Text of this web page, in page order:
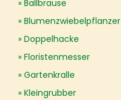
Ballbrause
Blumenzwiebelpflanzer
Doppelhacke
Floristenmesser
Gartenkralle
Kleingrubber